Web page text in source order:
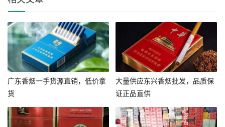
广东香烟一手货源直销，低价拿
货
大量供应东兴香烟批发，品质保
证正品直供